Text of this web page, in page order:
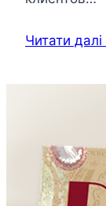
Читати далі